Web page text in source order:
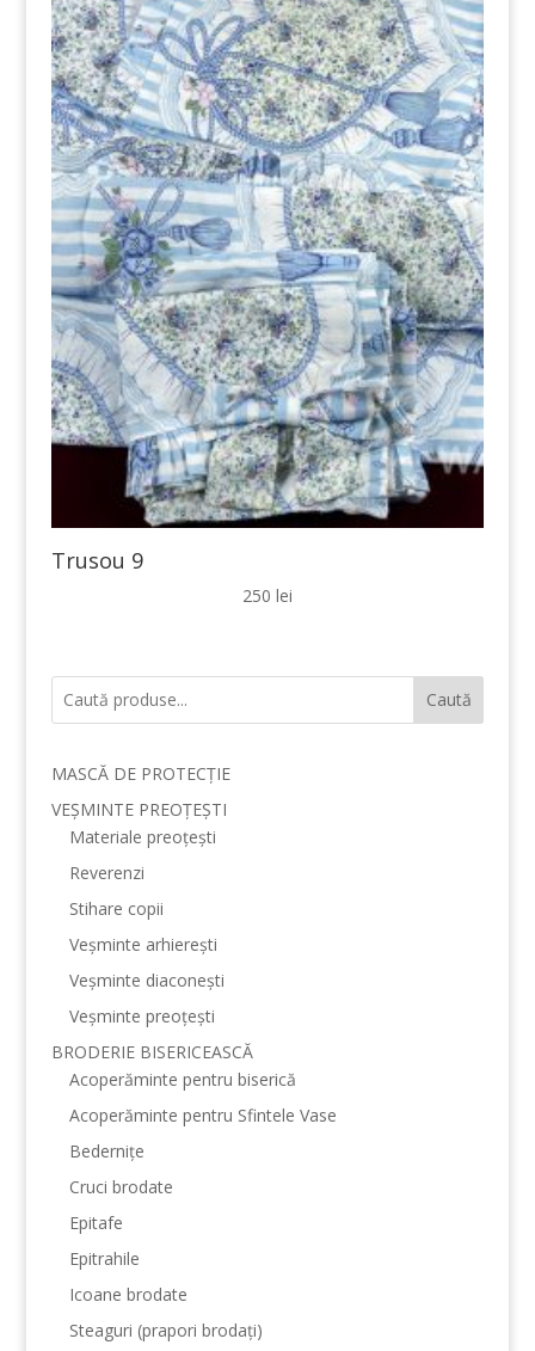
Trusou 9
250 lei
Caută
MASCĂ DE PROTECȚIE
VEȘMINTE PREOȚEȘTI
Materiale preoțești
Reverenzi
Stihare copii
Veșminte arhierești
Veșminte diaconești
Veșminte preoțești
BRODERIE BISERICEASCĂ
Acoperăminte pentru biserică
Acoperăminte pentru Sfintele Vase
Bedernițe
Cruci brodate
Epitafe
Epitrahile
Icoane brodate
Steaguri (prapori brodați)